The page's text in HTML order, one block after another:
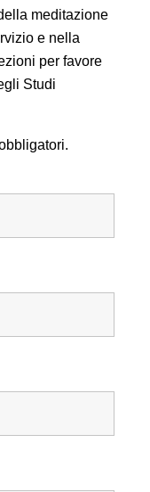
meditazione
e nella
per favore
Studi